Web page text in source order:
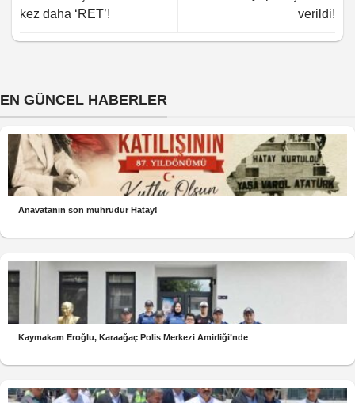
kez daha ‘RET’!
verildi!
EN GÜNCEL HABERLER
Anavatanın son mührüdür Hatay!
Kaymakam Eroğlu, Karaağaç Polis Merkezi Amirliği’nde